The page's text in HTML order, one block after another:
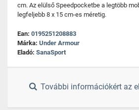
cm. Az elülső Speedpocketbe a legtöbb
legfeljebb 8 x 15 cm-es méretig.
Ean: 0195251208883
Márka: Under Armour
Eladó: SanaSport
További információkért az